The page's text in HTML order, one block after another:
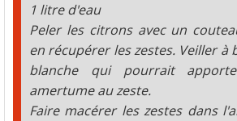
1 litre d'eau
Peler les citrons avec un
en récupérer les zestes. Veiller à
blanche qui pourrait
amertume au zeste.
Faire macérer les zestes dans